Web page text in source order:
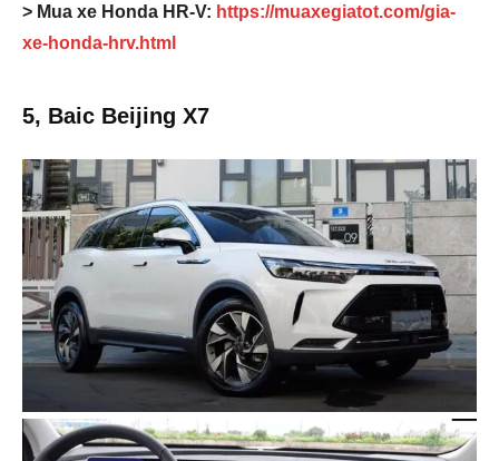
> Mua xe Honda HR-V: https://muaxegiatot.com/gia-
xe-honda-hrv.html
5, Baic Beijing X7